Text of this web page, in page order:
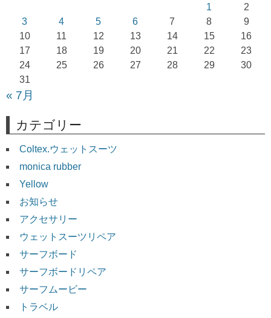
1
2
3
4 5 6 7 8
9
10
11 12 13 14 15
16
17
18 19 20 21 22
23
24
25 26 27 28 29
30
31
« 7月
カテゴリー
Coltex.ウェットスーツ
monica rubber
Yellow
お知らせ
アクセサリー
ウェットスーツリペア
サーフボード
サーフボードリペア
サーフムービー
トラベル